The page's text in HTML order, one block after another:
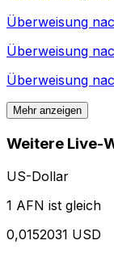
Überweisung
Überweisung
Überweisung
Mehr anzeigen
Weitere Live-
US-Dollar
1 AFN ist gleich
0,0152031 USD